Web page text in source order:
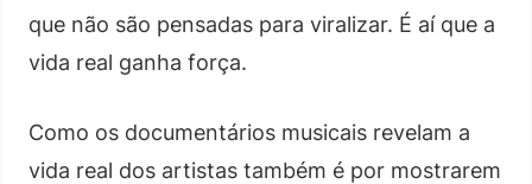
que não são pensadas para viralizar. É aí que a
vida real ganha força.
Como os documentários musicais revelam a
vida real dos artistas também é por mostrarem